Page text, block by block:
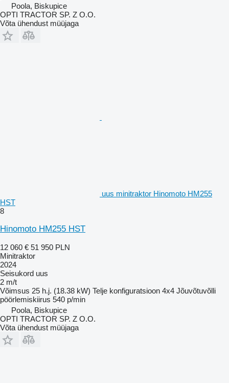
Poola, Biskupice
OPTI TRACTOR SP. Z O.O.
Võta ühendust müüjaga
uus minitraktor Hinomoto HM255
HST
8
Hinomoto HM255 HST
12 060 € 51 950 PLN
Minitraktor
2024
Seisukord uus
2 m/t
Võimsus 25 h.j. (18.38 kW) Telje konfiguratsioon 4x4 Jõuvõtuvõlli
pöörlemiskiirus 540 p/min
Poola, Biskupice
OPTI TRACTOR SP. Z O.O.
Võta ühendust müüjaga